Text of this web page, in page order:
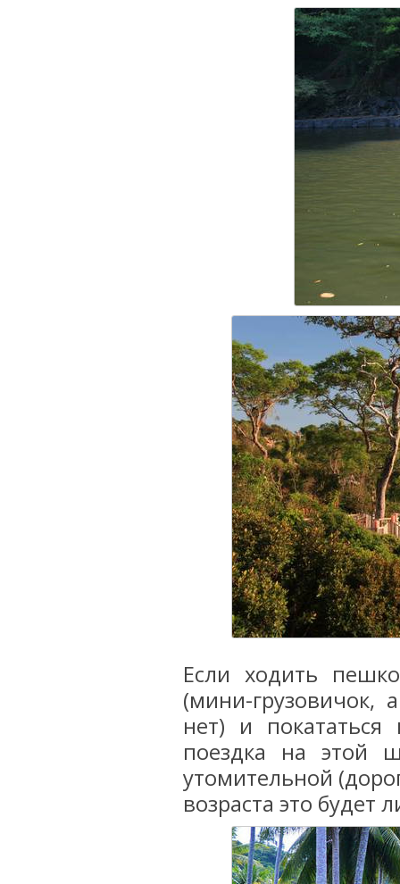
Если ходить
(мини-грузовичок,
нет) и покататься
поездка на этой
утомительной
возраста это